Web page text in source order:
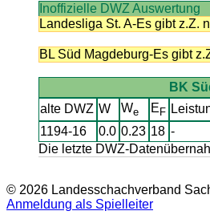
Inoffizielle DWZ Auswertung
Landesliga St. A-Es gibt z.Z.
BL Süd Magdeburg-Es gibt
BK
alte DWZ W We E F
1194-16
0.0 0.23 18 -
Die letzte DWZ-
© 2026 Landesschachverband
Anmeldung als Spielleiter